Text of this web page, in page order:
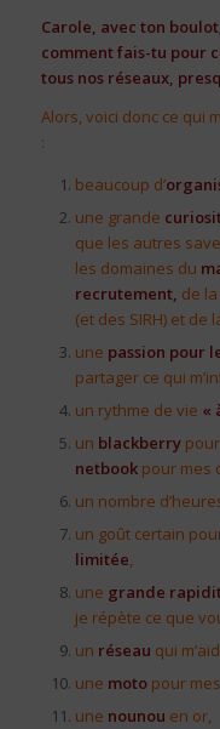
Carole, avec ton
comment fais-tu pour
tous nos réseaux,
Alors, voici donc ce qui
:
beaucoup d’
une grande
que les autres
les domaines du
recrutement, de la
(et des SIRH) et de
une passion pour
partager ce qui
un rythme de vie «
un blackberry
netbook pour mes
un nombre
un goût certain pour
limitée,
une grande
je répète ce que
un réseau qui
une moto pour
une nounou en or,